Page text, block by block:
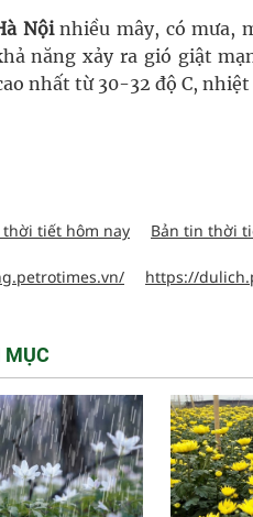
Nộinhiều mây, có mưa,
năng xảy ra gió giật
nhất từ 30-32 độ C,
tiết hôm nay Bản tin thời
https://
MỤC